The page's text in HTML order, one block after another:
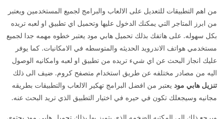
من اهم التطبيقات للتعديل على الالعاب والبرامج لجميع المستخدمين ويعتبر
من ابرز المتاجر التي يمكنك الدخول عليها وتحميل اي تطبيق او لعبه تريده
بكل سهوله. على هاتفك بذلك تحميل هابي مود يعتبر خطوه مهمه جدا لجميع
مستخدمي هواتف الاندرويد الحديثه والمتوسطه في الامكانيات. كما يوفر
عليك انجاز البحث عن اي شيء تريده من تطبيق او لعبه وامكانيه الوصول
اليه من مصادر مختلفه عن طريق استخدام متصفح كروم. ضيف الى ذلك
تنزيل هابي مود يعتبر من افضل البرامج تهكير الالعاب والتطبيقات بطريقه
مجانيه وسيجعلك تكون في حيره في اختيار التطبيق الذي تريد البحث عنه.